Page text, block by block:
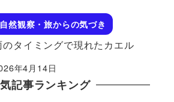
自然観察・旅からの気づき
のタイミングで現れたカエル
年4月14日
記事ランキング